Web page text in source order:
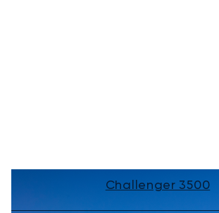
Challenger 3500